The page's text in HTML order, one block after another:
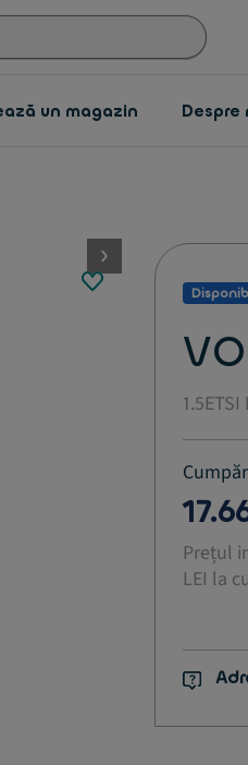
un magazin Despre
button.next
1.5ETSI
Prețul
LEI la